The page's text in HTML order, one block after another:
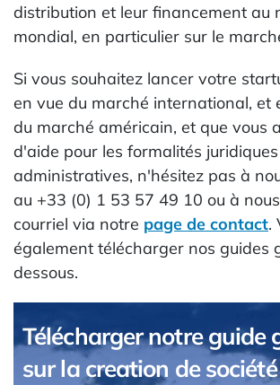
distribution et leur financement au
mondial, en particulier sur le
Si vous souhaitez lancer votre
en vue du marché international, et
du marché américain, et que vous
d'aide pour les formalités
administratives, n'hésitez pas à
au +33 (0) 1 53 57 49 10 ou à
courriel via notre page de contact.
également télécharger nos guides
dessous.
Télécharger notre guide
sur la creation de